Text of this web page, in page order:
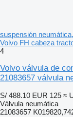
suspensión
Volvo FH cabeza
4
Volvo válvula de
21083657 válvula
S/ 488.10 EUR 125 ≈
Válvula neumática
21083657